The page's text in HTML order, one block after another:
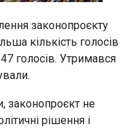
законопроєкту
кількість голосів
голосів. Утримався
законопроєкт не
рішення і